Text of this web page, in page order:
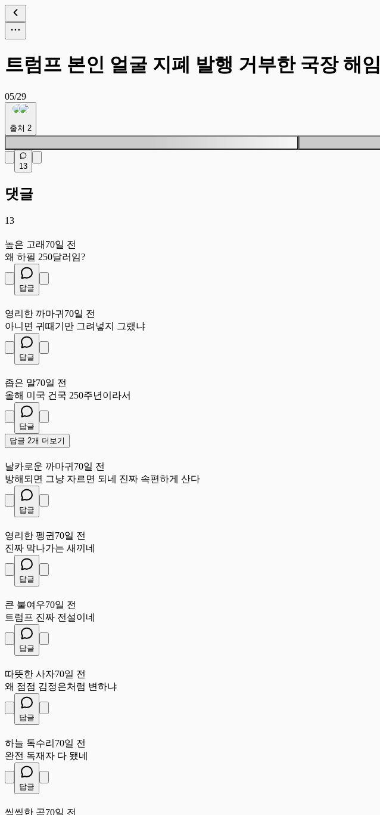
트럼프 본인 얼굴 지폐 발행 거부한 국장 해임
05/29
출처 2
13
댓글
13
높은 고래 70일 전
왜 하필 250달러임?
답글
영리한 까마귀 70일 전
아니면 귀때기만 그려넣지 그랬냐
답글
좁은 말70일 전
올해 미국 건국 250주년이라서
답글
답글 2개 더보기
날카로운 까마귀 70일 전
방해되면 그냥 자르면 되네 진짜 속편하게 산다
답글
영리한 펭귄 70일 전
진짜 막나가는 새끼네
답글
큰 불여우70일 전
트럼프 진짜 전설이네
답글
따뜻한 사자70일 전
왜 점점 김정은처럼 변하냐
답글
하늘 독수리 70일 전
완전 독재자 다 됐네
답글
씩씩한 곰70일 전